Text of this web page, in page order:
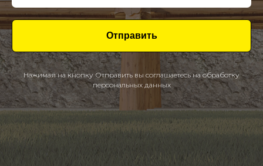
Отправить
Нажимая на кнопку Отправить вы соглашаетесь на обработку
персональных данных